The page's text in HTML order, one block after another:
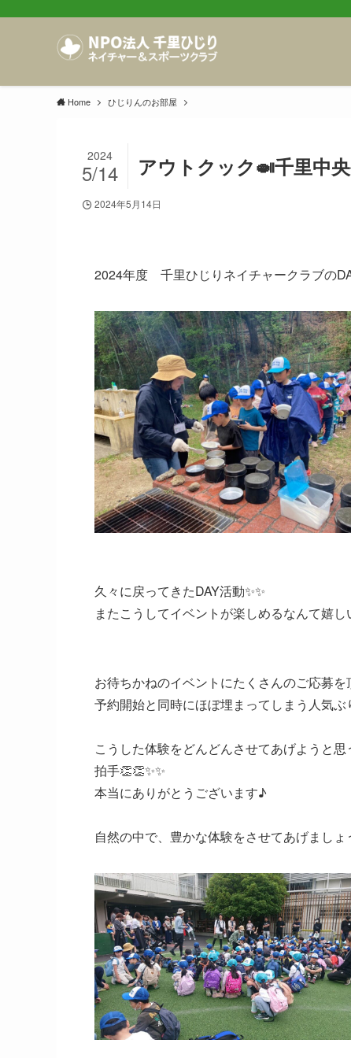
Home ひじりんのお部屋
アウトクック🍛千里中
2024
5/14
2024年5月14日
2024年度 千里ひじりネイチャークラブの
久々に戻ってきたDAY活動✨✨
またこうしてイベントが楽しめるなんて嬉し
お待ちかねのイベントにたくさんのご応募
予約開始と同時にほぼ埋まってしまう人気ぶ
こうした体験をどんどんさせてあげようと
拍手👏👏✨✨
本当にありがとうございます♪
自然の中で、豊かな体験をさせてあげまし